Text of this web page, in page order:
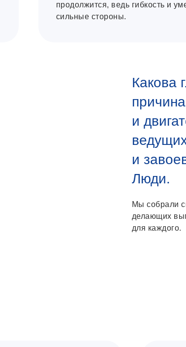
продолжится, ведь гибкость и
сильные стороны.
Какова
и
и
Люди.
Мы собрали
делающих
для каждого.